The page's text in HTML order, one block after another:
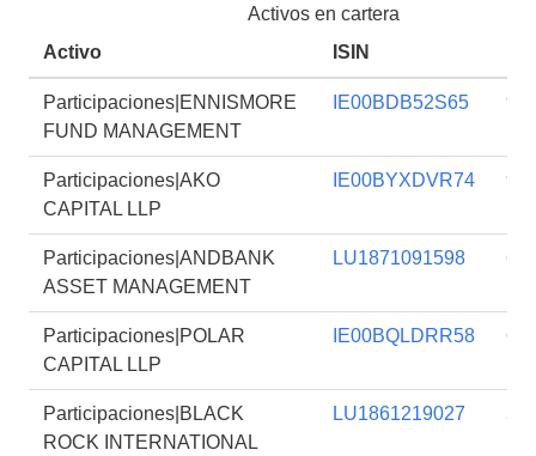
Activos en cartera
Activo
ISIN
Participaciones|ENNISMORE
FUND MANAGEMENT
IE00BDB52S65
Participaciones|AKO
CAPITAL LLP
IE00BYXDVR74
Participaciones|ANDBANK
ASSET MANAGEMENT
LU1871091598
Participaciones|POLAR
CAPITAL LLP
IE00BQLDRR58
Participaciones|BLACK
ROCK INTERNATIONAL
LU1861219027